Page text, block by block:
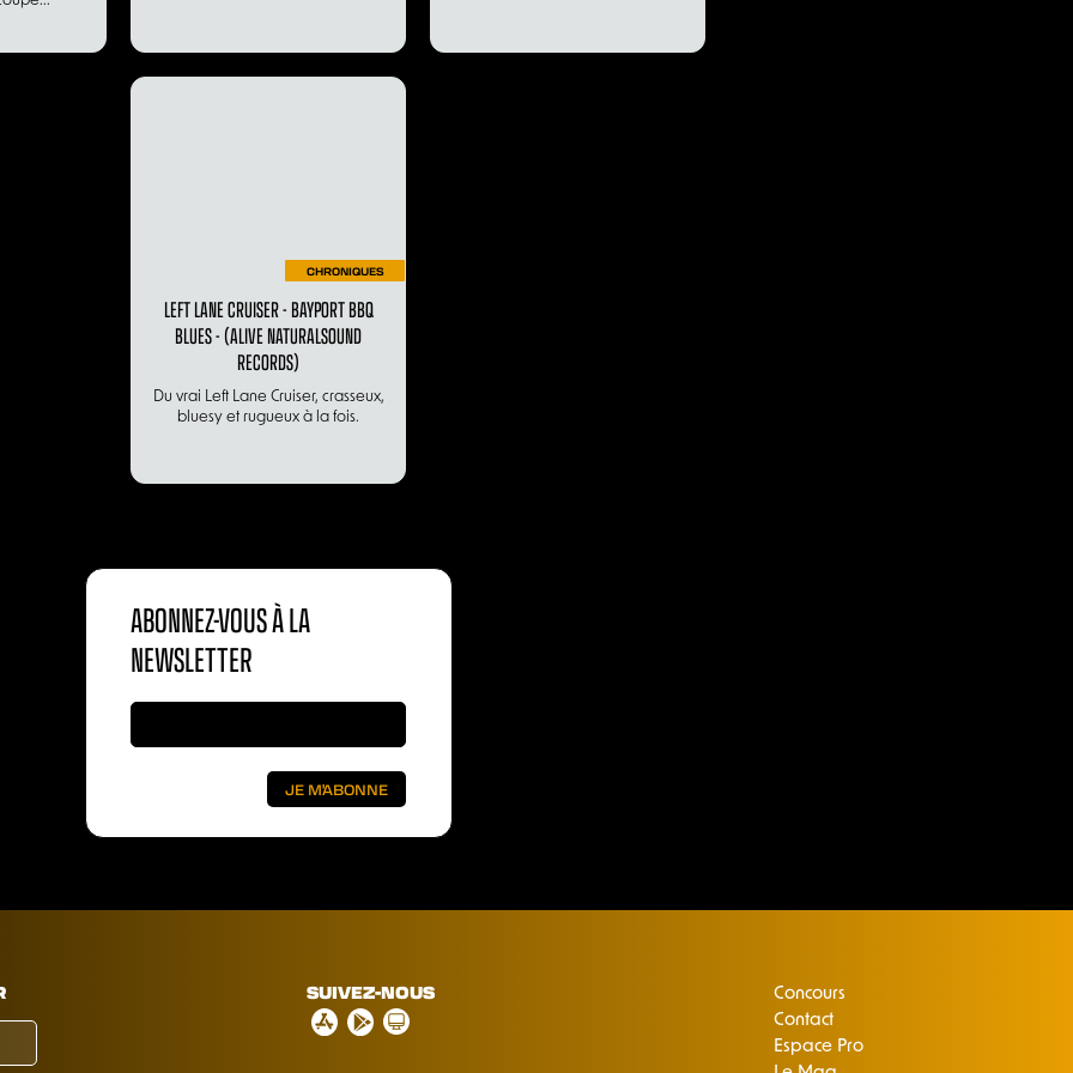
CHRONIQUES
LEFT LANE CRUISER - BAYPORT BBQ
BLUES - (ALIVE NATURALSOUND
RECORDS)
Du vrai Left Lane Cruiser, crasseux,
bluesy et rugueux à la fois.
ABONNEZ-VOUS À LA
NEWSLETTER
SUIVEZ-NOUS
Concours
Contact
Espace Pro